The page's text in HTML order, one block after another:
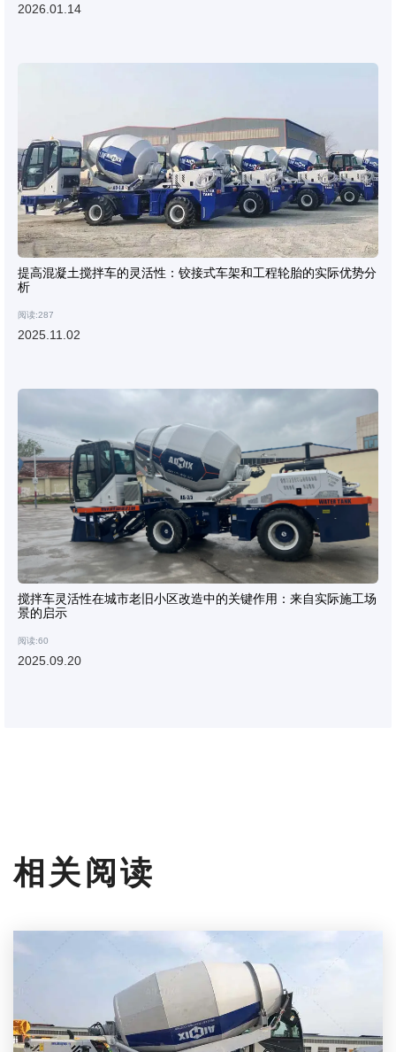
2026.01.14
提高混凝土搅拌车的灵活性：铰接式车架和工程轮胎的实际优势分
析
阅读:287
2025.11.02
搅拌车灵活性在城市老旧小区改造中的关键作用：来自实际施工场
景的启示
阅读:60
2025.09.20
相关阅读